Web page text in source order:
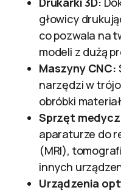
głowicy
co pozwala na
modeli z dużą
Maszyny CNC:
narzędzi w
obróbki
Sprzęt
aparaturze do
(MRI),
innych
Urządzenia